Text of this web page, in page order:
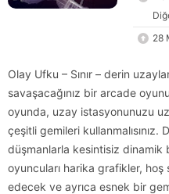
28
Olay Ufku – Sınır – derin
savaşacağınız bir arcade
oyunda, uzay istasyonunuzu
çeşitli gemileri
düşmanlarla kesintisiz dinamik
oyuncuları harika grafikler, hoş
edecek ve ayrıca esnek bir